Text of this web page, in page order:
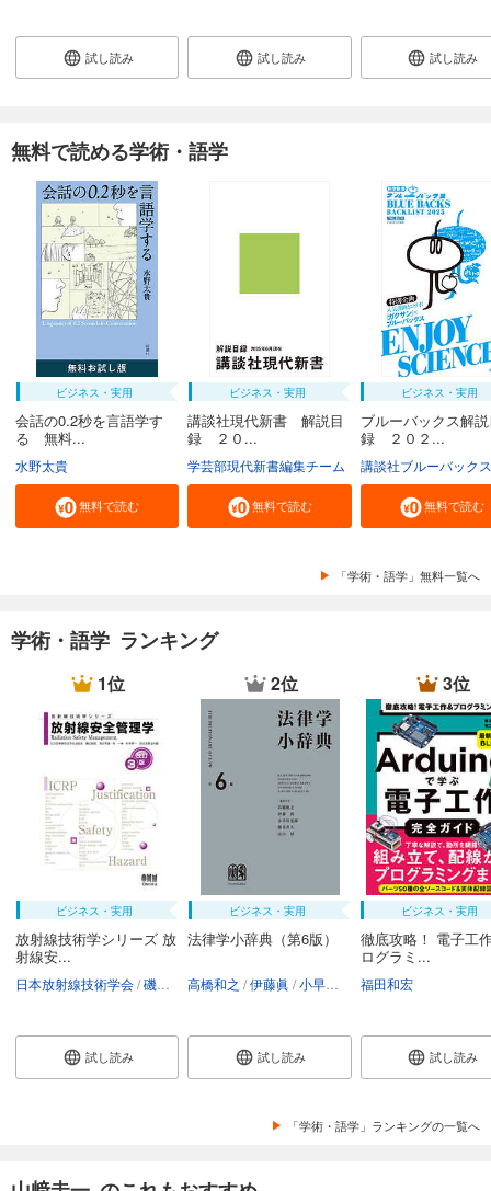
試し読み 試し読み 試し読み
無料で読める学術・語学
ビジネス・実用
会話の0.2秒を言語学す
る 無料...
水野太貴
無料で読む
ビジネス・実用
講談社現代新書 解説目
録 ２０...
学芸部現代新書編集チーム
無料で読む
ビジネス・実用
ブルーバックス解
録 ２０２...
講談社ブルーバックス
無料で読む
「学術・語学」無料一覧へ
学術・語学 ランキング
1位
ビジネス・実用
放射線技術学シリーズ 放
射線安...
日本放射線技術学会 磯辺智範 清水秀雄 南一幸 鈴木昇一 西谷源展
試し読み
2位
ビジネス・実用
法律学小辞典（第6版）
高橋和之 伊藤眞 小早川光郎 能見善久
試し読み
3位
ビジネス・実用
徹底攻略！ 電子工
ログラミ...
福田和宏
試し読み
「学術・語学」ランキングの一覧へ